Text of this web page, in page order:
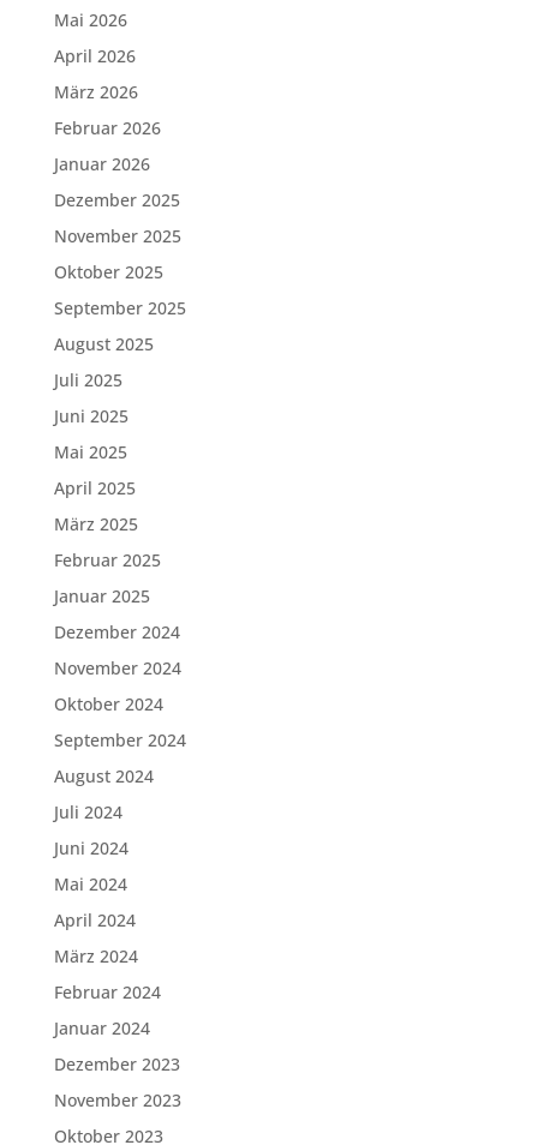
Mai 2026
April 2026
März 2026
Februar 2026
Januar 2026
Dezember 2025
November 2025
Oktober 2025
September 2025
August 2025
Juli 2025
Juni 2025
Mai 2025
April 2025
März 2025
Februar 2025
Januar 2025
Dezember 2024
November 2024
Oktober 2024
September 2024
August 2024
Juli 2024
Juni 2024
Mai 2024
April 2024
März 2024
Februar 2024
Januar 2024
Dezember 2023
November 2023
Oktober 2023